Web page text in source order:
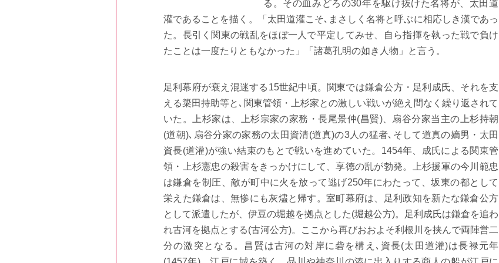
る。その血みどろの30年を駆け抜けた名将が、太田道
灌であることを描く。「太田道灌こそ､まさしく名将と呼ぶに相応しき漢であっ
た。長引く関東の戦乱をほぼ一人で平定してみせ、自ら指揮を執った戦で負け
たことは一度たりともなかった」「諸葛孔明の如き人物」と言う。
足利幕府が衰え混迷する 15世紀中頃。関東では鎌倉公方・足利成氏、それを支
える簗田持助等と､関東管領・上杉家との激しい戦いが絶え間なく繰り返されて
いた。上杉家は、上杉宗家の家務・長尾景仲(昌賢)、 扇谷分家当主の上杉持朝
(道朝)､扇谷分家の家務の太田資清(道真)の3人の猛者､そして道真の嫡男・太田
資長(道灌)が強い結束のもとで戦いを進めていた。 1454年、成氏による関東管
領・上杉憲忠の殺害をきっかけにして、享徳の乱が勃発。上杉援軍の今川範忠
は鎌倉を制圧、敵が町中に火を放って逃げ250年にわたって、坂東の都として
栄えた鎌倉は、無惨にも灰燼と帰す。室町幕府は、足利政知を新たな鎌倉公方
として派遣したが、伊豆の堀越を拠点とした(堀越公方)。足利成氏は鎌倉を追わ
れ古河を拠点とする(古河公方)。ここから再びおおよそ利根川を挟んで両陣営二
分の激突となる。昌賢は古河の対岸に砦を構え､資長(太田道灌)は長禄元年